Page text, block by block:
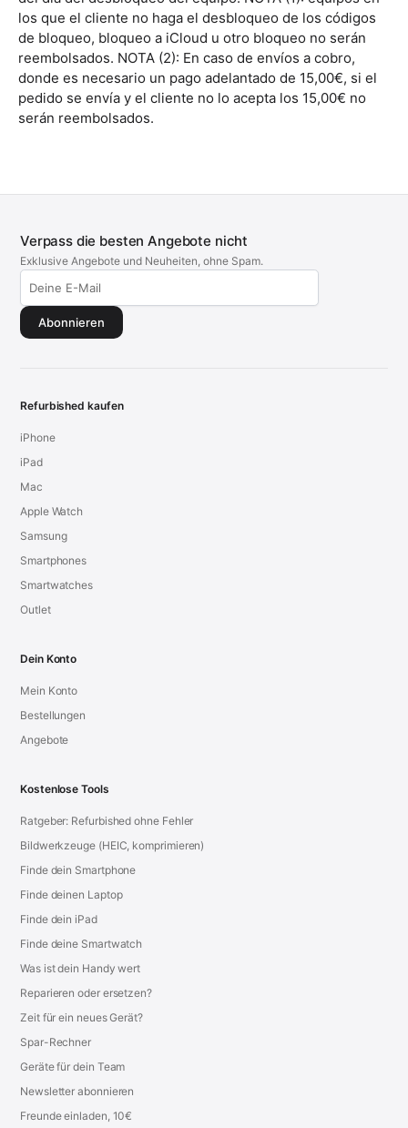
los que el cliente no haga el desbloqueo de los códigos
de bloqueo, bloqueo a iCloud u otro bloqueo no serán
reembolsados. NOTA (2): En caso de envíos a cobro,
donde es necesario un pago adelantado de 15,00€, si el
pedido se envía y el cliente no lo acepta los 15,00€ no
serán reembolsados.
Verpass die besten Angebote nicht
Exklusive Angebote und Neuheiten, ohne Spam.
Abonnieren
Refurbished kaufen
iPhone
iPad
Mac
Apple Watch
Samsung
Smartphones
Smartwatches
Outlet
Dein Konto
Mein Konto
Bestellungen
Angebote
Kostenlose Tools
Ratgeber: Refurbished ohne Fehler
Bildwerkzeuge (HEIC, komprimieren)
Finde dein Smartphone
Finde deinen Laptop
Finde dein iPad
Finde deine Smartwatch
Was ist dein Handy wert
Reparieren oder ersetzen?
Zeit für ein neues Gerät?
Spar-Rechner
Geräte für dein Team
Newsletter abonnieren
Freunde einladen, 10€